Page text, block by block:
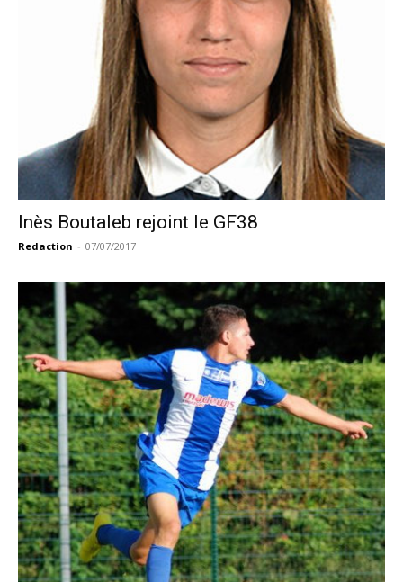
Inès Boutaleb rejoint le GF38
Redaction - 07/07/2017